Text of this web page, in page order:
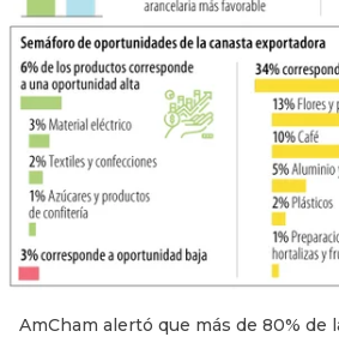
AmCham alertó que más de 80% de